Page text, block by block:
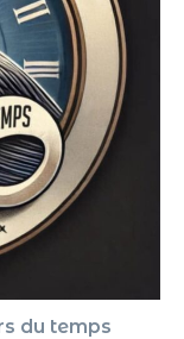
du temps